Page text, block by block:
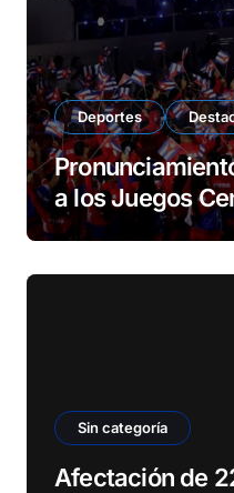
Deportes
a los Juegos
Sin categoría
Afectación de